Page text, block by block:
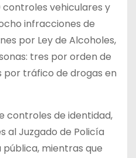
vehiculares y
infracciones de
por Ley de Alcoholes,
tres por orden de
por tráfico de drogas en
controles de identidad,
al Juzgado de Policía
mientras que